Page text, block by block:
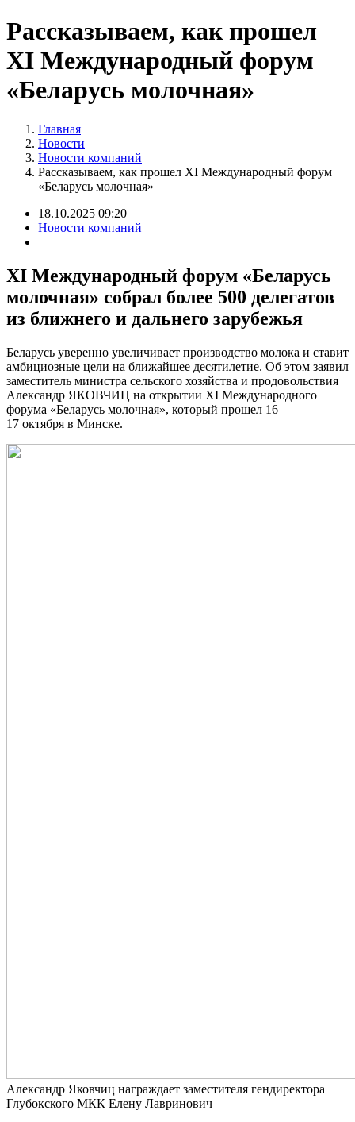
Рассказываем, как прошел
XI Международный форум
«Беларусь молочная»
Главная
Новости
Новости компаний
Рассказываем, как прошел XI Международный форум
«Беларусь молочная»
18.10.2025 09:20
Новости компаний
XI Международный форум «Беларусь
молочная» собрал более 500 делегатов
из ближнего и дальнего зарубежья
Беларусь уверенно увеличивает производство молока и ставит
амбициозные цели на ближайшее десятилетие. Об этом заявил
заместитель министра сельского хозяйства и продовольствия
Александр ЯКОВЧИЦ на открытии XI Международного
форума «Беларусь молочная», который прошел 16 —
17 октября в Минске.
Александр Яковчиц награждает заместителя гендиректора
Глубокского МКК Елену Лавринович